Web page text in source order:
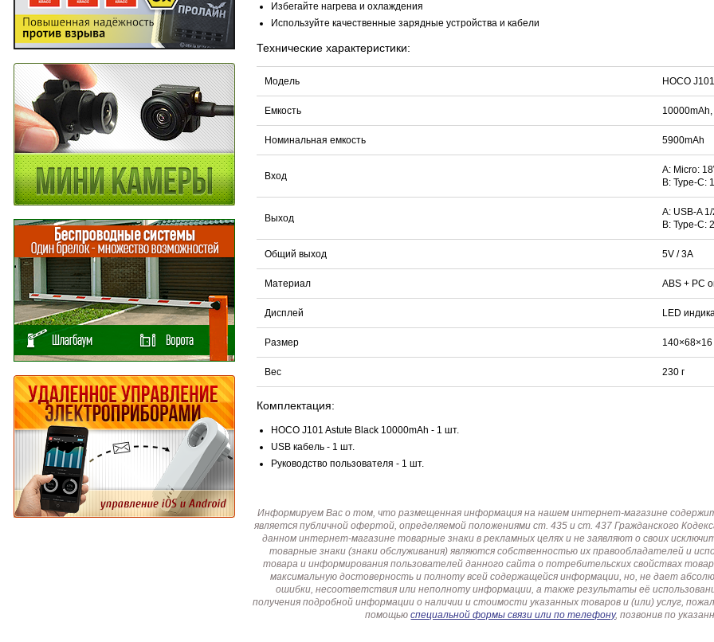
Избегайте нагрева и охлаждения
Используйте качественные зарядные устройства и кабели
Технические характеристики:
Модель HOCO
Емкость
Номинальная емкость 5900mAh
Вход
А: Micro:
В: Type-C:
Выход
А: USB-A
В: Type-C:
Общий выход 5V / 3A
Материал ABS + PC
Дисплей LED
Размер
Вес 230 г
Комплектация:
HOCO J101 Astute Black 10000mAh - 1 шт.
USB кабель - 1 шт.
Руководство пользователя - 1 шт.
Информируем Вас о том, что размещенная информация на нашем интернет-магазине
является публичной офертой, определяемой положениями ст. 435 и ст. 437 Гражданского
данном интернет-магазине товарные знаки в рекламных целях и не заявляют о своих
товарные знаки (знаки обслуживания) являются собственностью их правообладателей и
товара и информирования пользователей данного сайта о потребительских свойствах
максимальную достоверность и полноту всей содержащейся информации, но, не дает
ошибки, несоответствия или неполноту информации, а также результаты её
получения подробной информации о наличии и стоимости указанных товаров и (или) услуг,
помощьюспециальной формы связи или по телефону, позвонив по